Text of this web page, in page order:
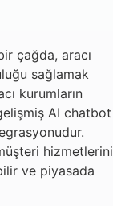
çağda, aracı
sağlamak
kurumların
AI chatbot
hizmetlerini
ve piyasada